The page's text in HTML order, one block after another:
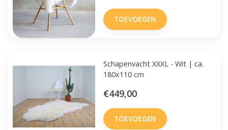
TOEVOEGEN
Schapenvacht XXXL - Wit | ca.
180x110 cm
€449,00
TOEVOEGEN